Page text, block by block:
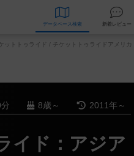
データベース 検索
ットトゥライド / チケットトゥライドアメリカ
8歳～ 2011年～
イド：アジア